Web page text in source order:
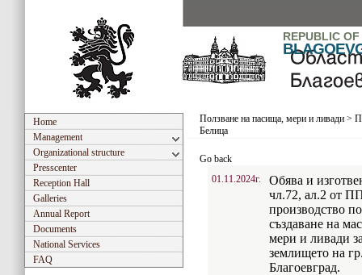
REPUBLIC
Home
Management
Organizational structure
Presscenter
Reception Hall
Galleries
Annual Report
Documents
National Services
FAQ
Ползване на пасища, мери и ливади >
Белица
Go back
01.11.2024г.
Обява и
чл.72, ал.2 от
производство
създаване на
мери и ливади
землището на
Благоевград.